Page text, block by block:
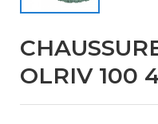
OLRIV 100